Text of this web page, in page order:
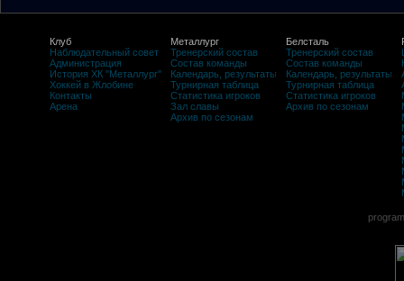
Клуб
Наблюдательный совет
Администрация
История ХК "Металлург"
Хоккей в Жлобине
Контакты
Арена
Металлург
Тренерский состав
Состав команды
Календарь, результаты
Турнирная таблица
Статистика игроков
Зал славы
Архив по сезонам
Белсталь
Тренерский состав
Состав команды
Календарь, результаты
Турнирная таблица
Статистика игроков
Архив по сезонам